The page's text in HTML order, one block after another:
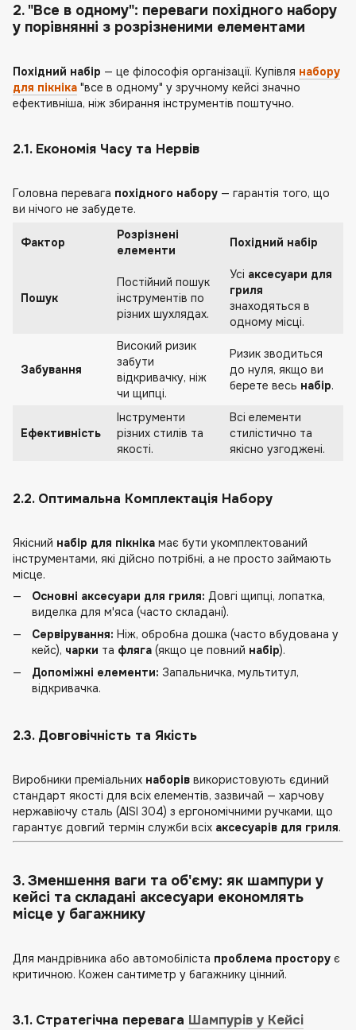
2. "Все в одному": переваги похідного набору
у порівнянні з розрізненими елементами
Похідний набір — це філософія організації. Купівля набору
для пікніка "все в одному" у зручному кейсі значно
ефективніша, ніж збирання інструментів поштучно.
2.1. Економія Часу та Нервів
Головна перевага похідного набору — гарантія того, що
ви нічого не забудете.
Фактор
Розрізнені
елементи
Похідний набір
Пошук
Постійний пошук
інструментів по
різних шухлядах.
Усі аксесуари для
гриля
знаходяться в
одному місці.
Забування
Високий ризик
забути
відкривачку, ніж
чи щипці.
Ризик зводиться
до нуля, якщо ви
берете весь набір.
Ефективність
Інструменти
різних стилів та
якості.
Всі елементи
стилістично та
якісно узгоджені.
2.2. Оптимальна Комплектація Набору
Якісний набір для пікніка має бути укомплектований
інструментами, які дійсно потрібні, а не просто займають
місце.
Основні аксесуари для гриля: Довгі щипці, лопатка,
виделка для м'яса (часто складані).
Сервірування: Ніж, обробна дошка (часто вбудована у
кейс), чарки та фляга (якщо це повний набір).
Допоміжні елементи: Запальничка, мультитул,
відкривачка.
2.3. Довговічність та Якість
Виробники преміальних наборів використовують єдиний
стандарт якості для всіх елементів, зазвичай — харчову
нержавіючу сталь (AISI 304) з ергономічними ручками, що
гарантує довгий термін служби всіх аксесуарів для гриля.
3. Зменшення ваги та об'єму: як шампури у
кейсі та складані аксесуари економлять
місце у багажнику
Для мандрівника або автомобіліста проблема простору є
критичною. Кожен сантиметр у багажнику цінний.
3.1. Стратегічна перевага Шампурів у Кейсі